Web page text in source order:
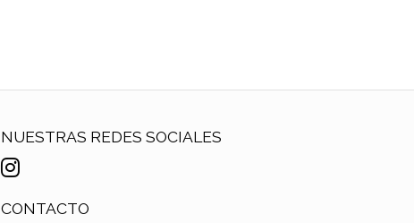
NUESTRAS REDES SOCIALES
CONTACTO